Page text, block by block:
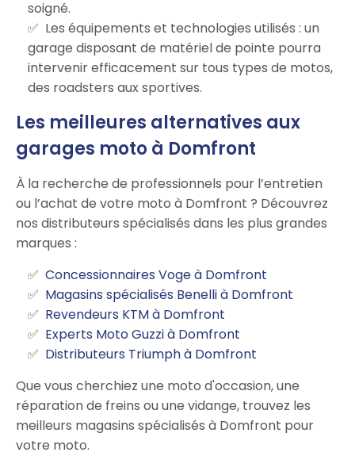
soigné.
Les équipements et technologies utilisés : un
garage disposant de matériel de pointe pourra
intervenir efficacement sur tous types de motos,
des roadsters aux sportives.
Les meilleures alternatives aux
garages moto à Domfront
À la recherche de professionnels pour l’entretien
ou l’achat de votre moto à Domfront ? Découvrez
nos distributeurs spécialisés dans les plus grandes
marques :
Concessionnaires Voge à Domfront
Magasins spécialisés Benelli à Domfront
Revendeurs KTM à Domfront
Experts Moto Guzzi à Domfront
Distributeurs Triumph à Domfront
Que vous cherchiez une moto d'occasion, une
réparation de freins ou une vidange, trouvez les
meilleurs magasins spécialisés à Domfront pour
votre moto.